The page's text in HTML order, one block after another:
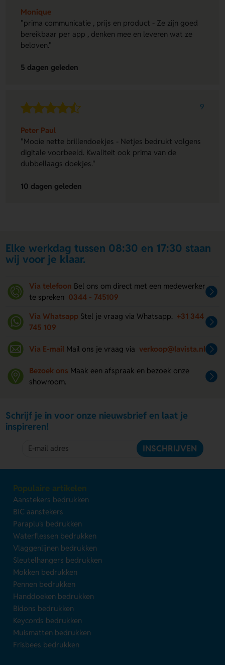
Monique
"prima communicatie , prijs en product - Ze zijn goed
bereikbaar per app , denken mee en leveren wat ze
beloven."
5 dagen geleden
9
Peter Paul
"Mooie nette brillendoekjes - Netjes bedrukt volgens
digitale voorbeeld. Kwaliteit ook prima van de
dubbellaags doekjes."
10 dagen geleden
Elke werkdag tussen 08:30 en 17:30 staan
wij voor je klaar.
Via telefoon Bel ons om direct met een medewerker
te spreken 0344 - 745109
Via Whatsapp Stel je vraag via Whatsapp. +31 344
745 109
Via E-mail Mail ons je vraag via verkoop@lavista.nl
Bezoek ons Maak een afspraak en bezoek onze
showroom.
Schrijf je in voor onze nieuwsbrief en laat je
inspireren!
INSCHRIJVEN
Populaire artikelen
Aanstekers bedrukken
BIC aanstekers
Paraplu's bedrukken
Waterflessen bedrukken
Vlaggenlijnen bedrukken
Sleutelhangers bedrukken
Mokken bedrukken
Pennen bedrukken
Handdoeken bedrukken
Bidons bedrukken
Keycords bedrukken
Muismatten bedrukken
Frisbees bedrukken